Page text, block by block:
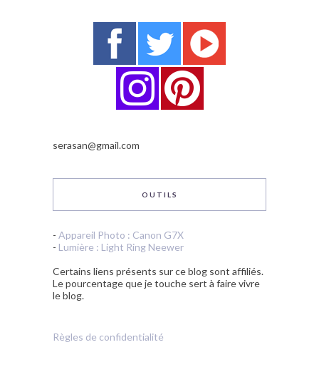
serasan@gmail.com
OUTILS
- Appareil Photo : Canon G7X
- Lumière : Light Ring Neewer
Certains liens présents sur ce blog sont affiliés.
Le pourcentage que je touche sert à faire vivre
le blog.
Règles de confidentialité